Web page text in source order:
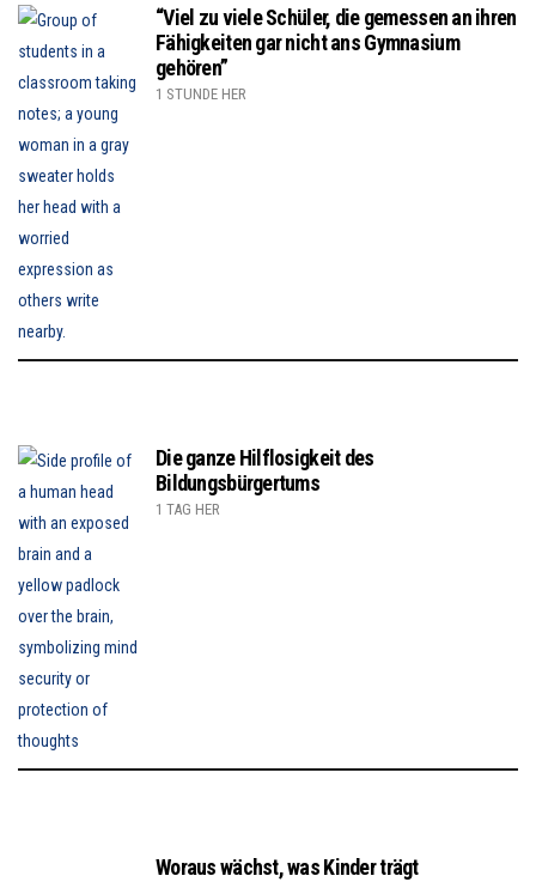
“Viel zu viele Schüler, die gemessen an ihren
Fähigkeiten gar nicht ans Gymnasium
gehören”
1 STUNDE HER
Die ganze Hilflosigkeit des
Bildungsbürgertums
1 TAG HER
Woraus wächst, was Kinder trägt